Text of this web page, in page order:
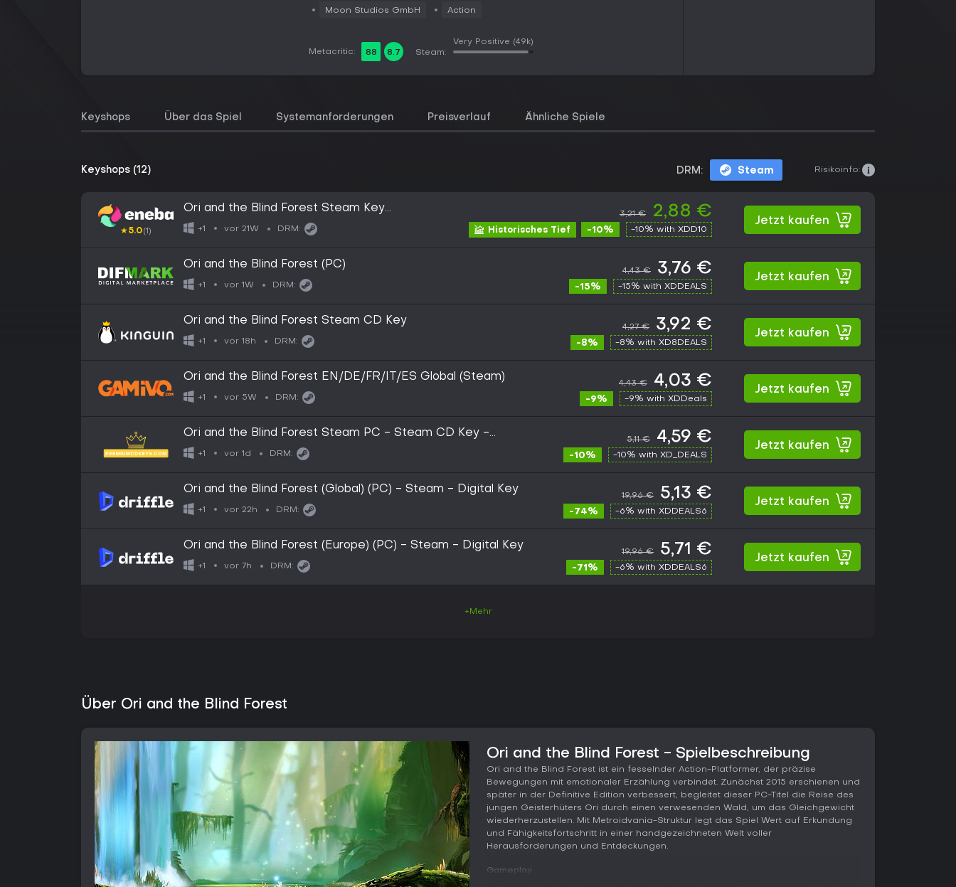
Moon Studios GmbH Action
Metacritic: 88 8.7 Steam:
Very Positive (49k)
Keyshops Über das Spiel Systemanforderungen Preisverlauf Ähnliche Spiele
Keyshops (12) DRM: Steam Risikoinfo:
★5.0(1)
Ori and the Blind Forest Steam Key
GLOBAL
+1 vor 21W DRM:
3,21 € 2,88 €
Historisches Tief -10% -10% with XDD10
Jetzt kaufen
Ori and the Blind Forest (PC)
+1 vor 1W DRM:
4,43 € 3,76 €
-15% -15% with XDDEALS
Jetzt kaufen
Ori and the Blind Forest Steam CD Key
+1 vor 18h DRM:
4,27 € 3,92 €
-8% -8% with XD8DEALS
Jetzt kaufen
Ori and the Blind Forest EN/DE/FR/IT/ES Global (Steam)
+1 vor 5W DRM:
4,43 € 4,03 €
-9% -9% with XDDeals
Jetzt kaufen
Ori and the Blind Forest Steam PC - Steam CD Key -
GLOBAL
+1 vor 1d DRM:
5,11 € 4,59 €
-10% -10% with XD_DEALS
Jetzt kaufen
Ori and the Blind Forest (Global) (PC) - Steam - Digital Key
+1 vor 22h DRM:
19,96 € 5,13 €
-74% -6% with XDDEALS6
Jetzt kaufen
Ori and the Blind Forest (Europe) (PC) - Steam - Digital Key
+1 vor 7h DRM:
19,96 € 5,71 €
-71% -6% with XDDEALS6
Jetzt kaufen
+Mehr
Über Ori and the Blind Forest
Ori and the Blind Forest - Spielbeschreibung
Ori and the Blind Forest ist ein fesselnder Action-Platformer, der präzise
Bewegungen mit emotionaler Erzählung verbindet. Zunächst 2015 erschienen und
später in der Definitive Edition verbessert, begleitet dieser PC-Titel die Reise des
jungen Geisterhüters Ori durch einen verwesenden Wald, um das Gleichgewicht
wiederherzustellen. Mit Metroidvania-Struktur legt das Spiel Wert auf Erkundung
und Fähigkeitsfortschritt in einer handgezeichneten Welt voller
Herausforderungen und Entdeckungen.
Gameplay